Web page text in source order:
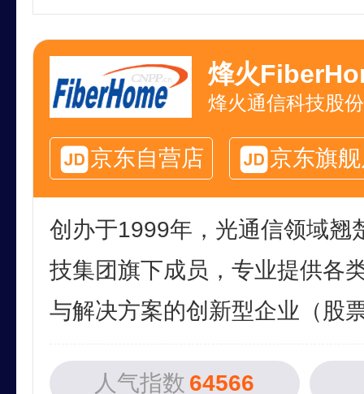
烽火
烽火通信科技股
京东自营店 京东旗
创办于1999年，光通信领域翘
技集团旗下成员，专业提供各
与解决方案的创新型企业（股
人气指数 64566